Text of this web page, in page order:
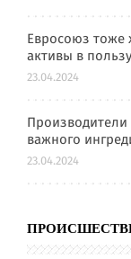
Евросоюз тоже
активы в
23.04.2024
важного
23.04.2024